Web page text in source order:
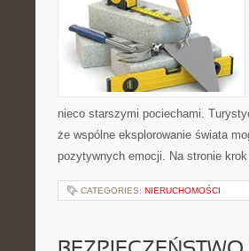
nieco starszymi pociechami.
że wspólne eksplorowanie świata
pozytywnych emocji. Na stronie
CATEGORIES: NIERUCHOMOŚCI